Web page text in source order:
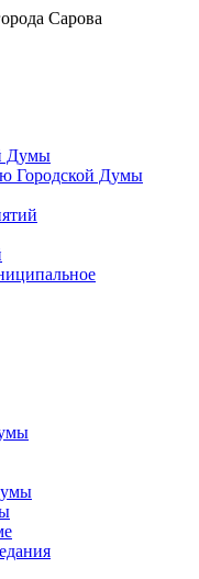
Сарова
Думы
Городской Думы